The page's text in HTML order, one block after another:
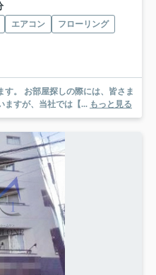
エアコン
フローリング
皆さま
ますが、当社では【... もっと見る